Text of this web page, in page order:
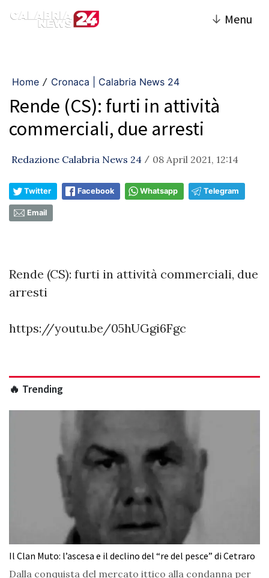
↓ Menu
Home / Cronaca | Calabria News 24
Rende (CS): furti in attività
commerciali, due arresti
Redazione Calabria News 24 / 08 April 2021, 12:14
Twitter Facebook Whatsapp Telegram
Email
Rende (CS): furti in attività commerciali, due
arresti
https://youtu.be/05hUGgi6Fgc
🔥 Trending
Il Clan Muto: l’ascesa e il declino del “re del pesce” di Cetraro
Dalla conquista del mercato ittico alla condanna per